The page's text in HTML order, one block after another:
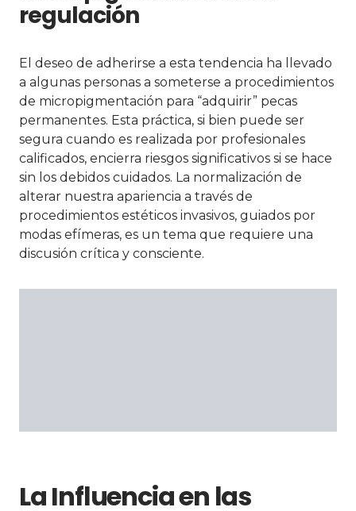
regulación
El deseo de adherirse a esta tendencia ha llevado
a algunas personas a someterse a procedimientos
de micropigmentación para “adquirir” pecas
permanentes. Esta práctica, si bien puede ser
segura cuando es realizada por profesionales
calificados, encierra riesgos significativos si se hace
sin los debidos cuidados. La normalización de
alterar nuestra apariencia a través de
procedimientos estéticos invasivos, guiados por
modas efímeras, es un tema que requiere una
discusión crítica y consciente.
La Influencia en las